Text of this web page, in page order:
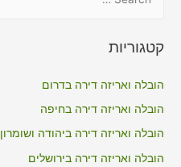
r
o
r
קטגוריות
הובלה ואריזה דירה בדרום
הובלה ואריזה דירה בחיפה
הובלה ואריזה דירה ביהודה ושומרון
הובלה ואריזה דירה בירושלים